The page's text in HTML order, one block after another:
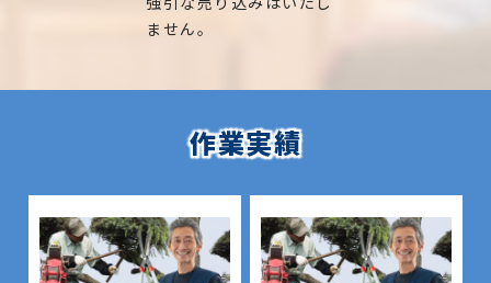
ません。
作業実績